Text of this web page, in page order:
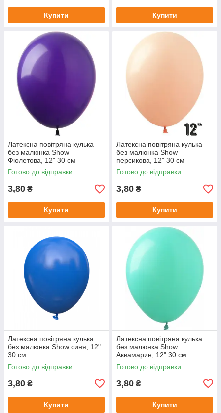
Купити Купити
Латексна повітряна кулька
без малюнка Show
Фіолетова, 12" 30 см
Готово до відправки
3,80 ₴
Купити
Латексна повітряна кулька
без малюнка Show
персикова, 12" 30 см
Готово до відправки
3,80 ₴
Купити
Латексна повітряна кулька
без малюнка Show синя, 12"
30 см
Готово до відправки
3,80 ₴
Купити
Латексна повітряна кулька
без малюнка Show
Аквамарин, 12" 30 см
Готово до відправки
3,80 ₴
Купити